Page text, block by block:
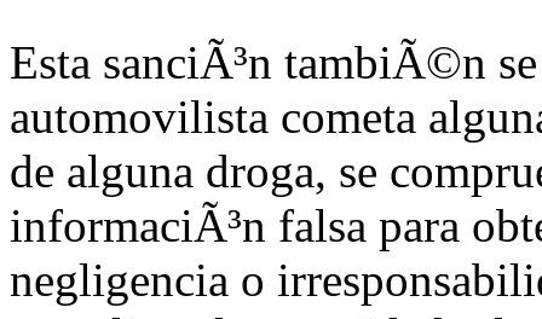
Esta sanciÃ³n tambiÃ©n
automovilista cometa
de alguna droga, se
informaciÃ³n falsa para
negligencia o